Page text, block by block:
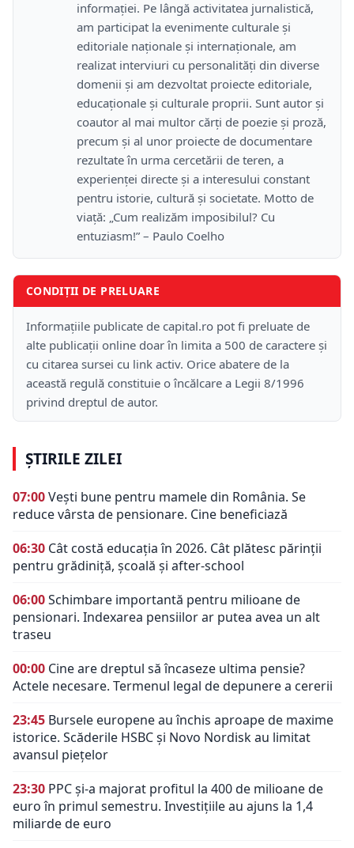
informației. Pe lângă activitatea jurnalistică,
am participat la evenimente culturale și
editoriale naționale și internaționale, am
realizat interviuri cu personalități din diverse
domenii și am dezvoltat proiecte editoriale,
educaționale și culturale proprii. Sunt autor și
coautor al mai multor cărți de poezie și proză,
precum și al unor proiecte de documentare
rezultate în urma cercetării de teren, a
experienței directe și a interesului constant
pentru istorie, cultură și societate. Motto de
viață: „Cum realizăm imposibilul? Cu
entuziasm!” – Paulo Coelho
CONDIȚII DE PRELUARE
Informațiile publicate de capital.ro pot fi preluate de
alte publicații online doar în limita a 500 de caractere și
cu citarea sursei cu link activ. Orice abatere de la
această regulă constituie o încălcare a Legii 8/1996
privind dreptul de autor.
ȘTIRILE ZILEI
07:00Vești bune pentru mamele din România. Se
reduce vârsta de pensionare. Cine beneficiază
06:30 Cât costă educația în 2026. Cât plătesc părinții
pentru grădiniță, școală și after-school
06:00Schimbare importantă pentru milioane de
pensionari. Indexarea pensiilor ar putea avea un alt
traseu
00:00 Cine are dreptul să încaseze ultima pensie?
Actele necesare. Termenul legal de depunere a cererii
23:45 Bursele europene au închis aproape de maxime
istorice. Scăderile HSBC și Novo Nordisk au limitat
avansul piețelor
23:30 PPC și-a majorat profitul la 400 de milioane de
euro în primul semestru. Investițiile au ajuns la 1,4
miliarde de euro